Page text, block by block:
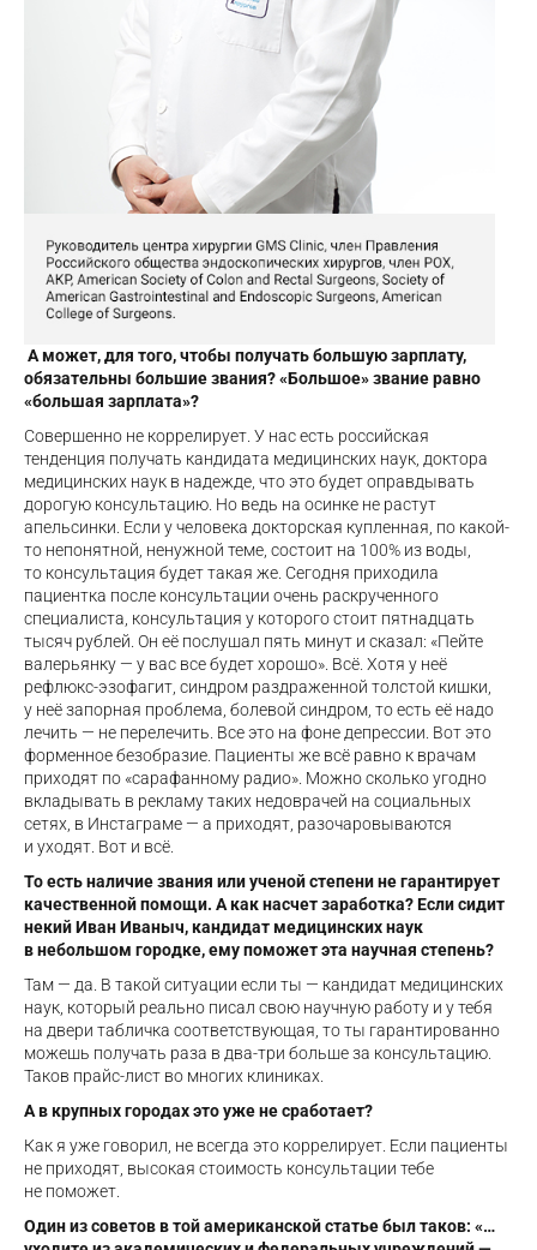
А может, для того, чтобы получать большую зарплату,
обязательны большие звания? «Большое» звание равно
«большая зарплата»?
Совершенно не коррелирует. У нас есть российская
тенденция получать кандидата медицинских наук, доктора
медицинских наук в надежде, что это будет оправдывать
дорогую консультацию. Но ведь на осинке не растут
апельсинки. Если у человека докторская купленная, по какой-
то непонятной, ненужной теме, состоит на 100% из воды,
то консультация будет такая же. Сегодня приходила
пациентка после консультации очень раскрученного
специалиста, консультация у которого стоит пятнадцать
тысяч рублей. Он её послушал пять минут и сказал: «Пейте
валерьянку — у вас все будет хорошо». Всё. Хотя у неё
рефлюкс-эзофагит, синдром раздраженной толстой кишки,
у неё запорная проблема, болевой синдром, то есть её надо
лечить — не перелечить. Все это на фоне депрессии. Вот это
форменное безобразие. Пациенты же всё равно к врачам
приходят по «сарафанному радио». Можно сколько угодно
вкладывать в рекламу таких недоврачей на социальных
сетях, в Инстаграме — а приходят, разочаровываются
и уходят. Вот и всё.
То есть наличие звания или ученой степени не гарантирует
качественной помощи. А как насчет заработка? Если сидит
некий Иван Иваныч, кандидат медицинских наук
в небольшом городке, ему поможет эта научная степень?
Там — да. В такой ситуации если ты — кандидат медицинских
наук, который реально писал свою научную работу и у тебя
на двери табличка соответствующая, то ты гарантированно
можешь получать раза в два-три больше за консультацию.
Таков прайс-лист во многих клиниках.
А в крупных городах это уже не сработает?
Как я уже говорил, не всегда это коррелирует. Если пациенты
не приходят, высокая стоимость консультации тебе
не поможет.
Один из советов в той американской статье был таков: «…